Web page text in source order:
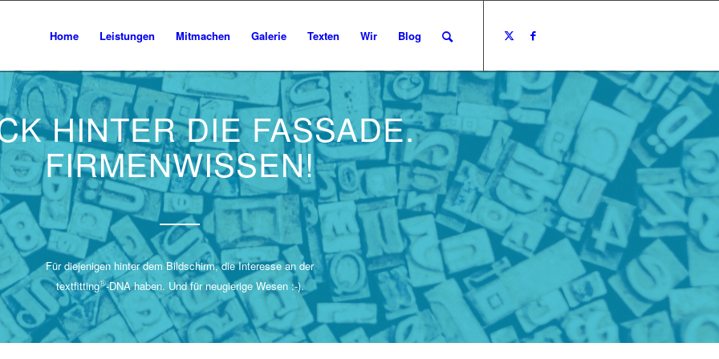
Home Leistungen Mitmachen Galerie Texten Wir Blog
HINTER DIE FASSADE.
FIRMENWISSEN!
Für diejenigen hinter dem Bildschirm, die Interesse an der
textfitting®-DNA haben. Und für neugierige Wesen :-).